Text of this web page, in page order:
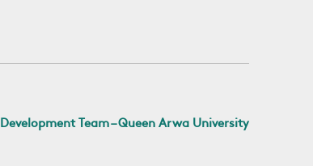
Development Team – Queen Arwa University